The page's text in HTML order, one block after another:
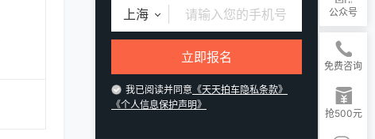
上海
立即报名
我已阅读并同意 《天天拍车隐私条款》
《个人信息保护声明》
公众号
免费咨询
抢500元